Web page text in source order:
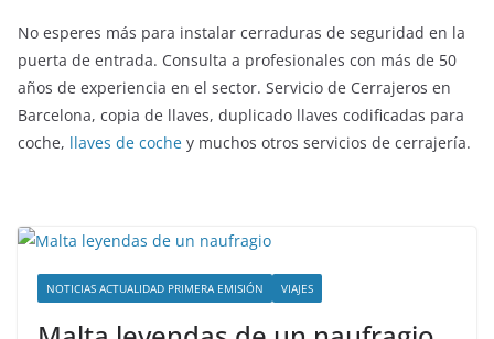
No esperes más para instalar cerraduras de seguridad en la
puerta de entrada. Consulta a profesionales con más de 50
años de experiencia en el sector. Servicio de Cerrajeros en
Barcelona, copia de llaves, duplicado llaves codificadas para
coche, llaves de coche y muchos otros servicios de cerrajería.
NOTICIAS ACTUALIDAD PRIMERA EMISIÓN VIAJES